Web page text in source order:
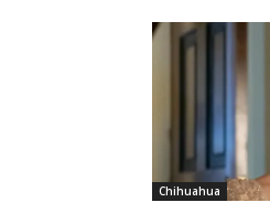
Chihuahua